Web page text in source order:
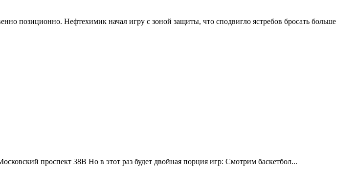
позиционно. Нефтехимик начал игру с зоной защиты, что сподвигло ястребов бросать больше
проспект 38В Но в этот раз будет двойная порция игр: Смотрим баскетбол...